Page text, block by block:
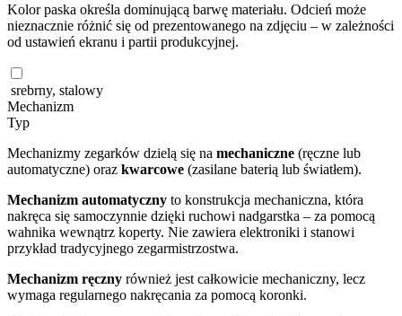
Kolor paska określa dominującą barwę materiału. Odcień może
nieznacznie różnić się od prezentowanego na zdjęciu – w zależności
od ustawień ekranu i partii produkcyjnej.
srebrny, stalowy
Mechanizm
Typ
Mechanizmy zegarków dzielą się na mechaniczne (ręczne lub
automatyczne) oraz kwarcowe (zasilane baterią lub światłem).
Mechanizm automatyczny to konstrukcja mechaniczna, która
nakręca się samoczynnie dzięki ruchowi nadgarstka – za pomocą
wahnika wewnątrz koperty. Nie zawiera elektroniki i stanowi
przykład tradycyjnego zegarmistrzostwa.
Mechanizm ręczny również jest całkowicie mechaniczny, lecz
wymaga regularnego nakręcania za pomocą koronki.